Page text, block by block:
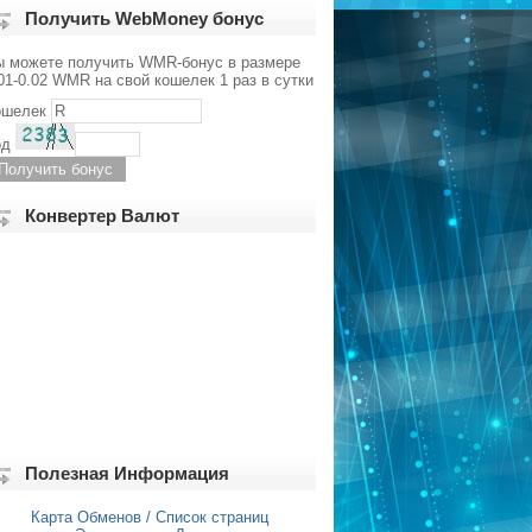
Получить WebMoney бонус
можете получить WMR-бонус в размере
0.02 WMR на свой кошелек 1 раз в сутки
Конвертер Валют
Полезная Информация
Карта Обменов / Список страниц